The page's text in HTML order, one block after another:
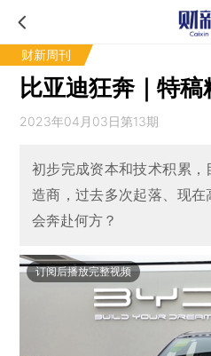
财新周刊
比亚迪狂奔｜特稿
2023年04月03日第13期
初步完成资本和技术积累
造商，过去多次起落、现
会奔赴何方？
订阅后播放完整视频